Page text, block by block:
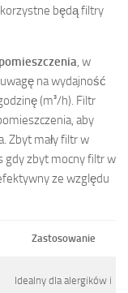
będą filtry
, w
na wydajność
(m³/h). Filtr
aby
Zbyt mały filtr w
gdy zbyt mocny filtr w
ze względu
Zastosowanie
Idealny dla alergików i